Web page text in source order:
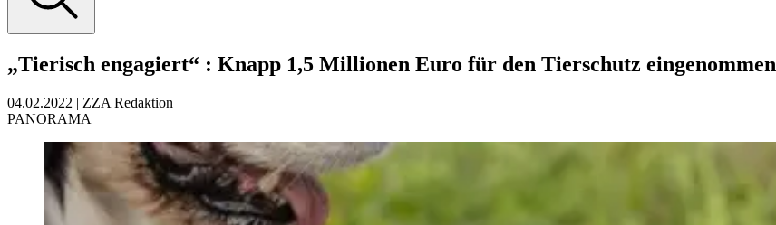
„Tierisch engagiert“ : Knapp 1,5 Millionen Euro für den Tierschutz eingenommen
04.02.2022 | ZZA Redaktion
PANORAMA